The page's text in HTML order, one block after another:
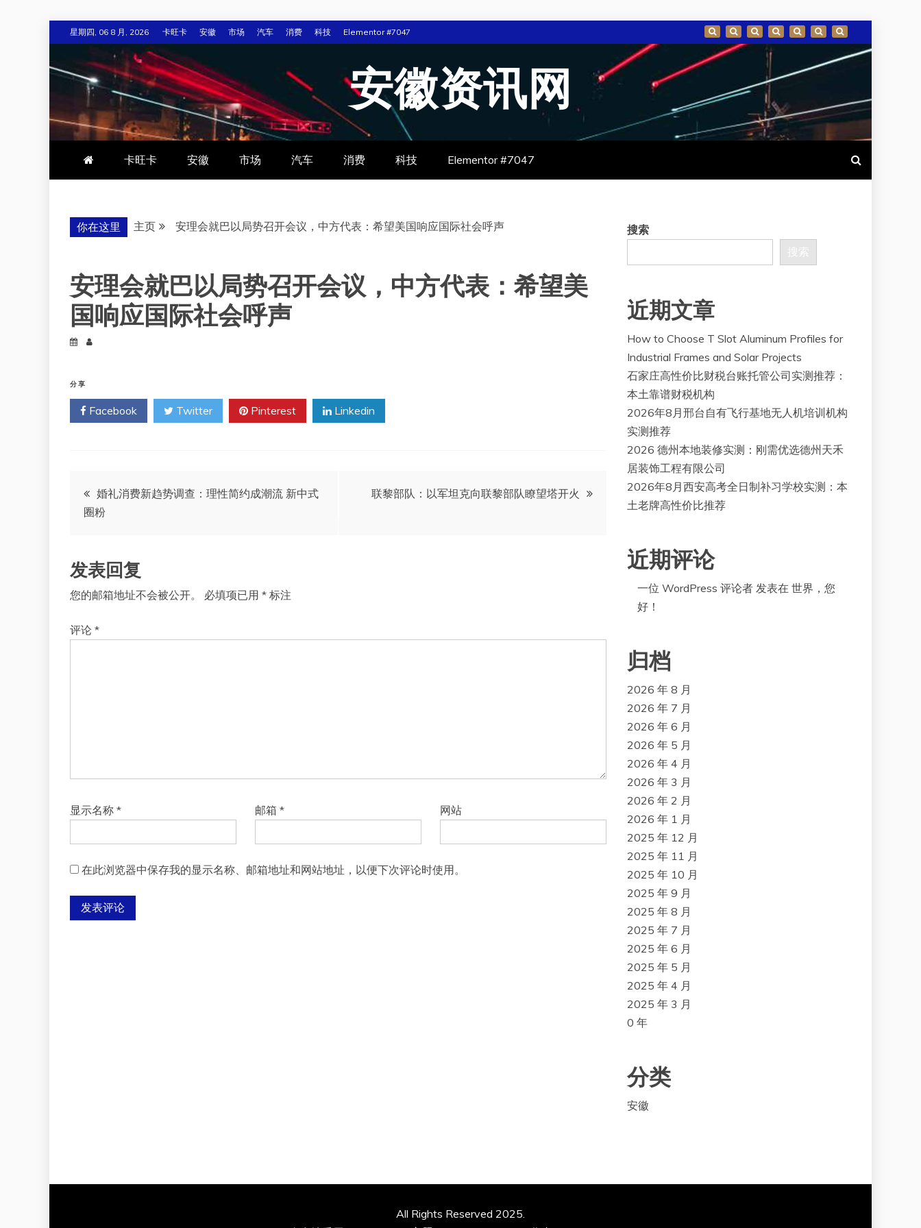
至
内
星期四, 06 8 月, 2026 卡旺卡 安徽 市场 汽车 消费 科技 Elementor #7047
安徽资讯网
卡旺卡 安徽 市场 汽车 消费 科技 Elementor #7047
你在这里 主页 安理会就巴以局势召开会议，中方代表：希望美国响应国际社会呼声
安理会就巴以局势召开会议，中方代表：希望美
国响应国际社会呼声
分享
Facebook Twitter Pinterest Linkedin
文
章
导
航
婚礼消费新趋势调查：理性简约成潮流 新中式
圈粉
联黎部队：以军坦克向联黎部队瞭望塔开火
发表回复
您的邮箱地址不会被公开。 必填项已用 * 标注
评论 *
显示名称 * 邮箱* 网站
在此浏览器中保存我的显示名称、邮箱地址和网站地址，以便下次评论时使用。
搜索
搜索
近期文章
How to Choose T Slot Aluminum Profiles for
Industrial Frames and Solar Projects
石家庄高性价比财税台账托管公司实测推荐：
本土靠谱财税机构
2026年8月邢台自有飞行基地无人机培训机构
实测推荐
2026 德州本地装修实测：刚需优选德州天禾
居装饰工程有限公司
2026年8月西安高考全日制补习学校实测：本
土老牌高性价比推荐
近期评论
一位 WordPress 评论者 发表在 世界，您
好！
归档
2026 年 8 月
2026 年 7 月
2026 年 6 月
2026 年 5 月
2026 年 4 月
2026 年 3 月
2026 年 2 月
2026 年 1 月
2025 年 12 月
2025 年 11 月
2025 年 10 月
2025 年 9 月
2025 年 8 月
2025 年 7 月
2025 年 6 月
2025 年 5 月
2025 年 4 月
2025 年 3 月
0 年
分类
安徽
All Rights Reserved 2025.